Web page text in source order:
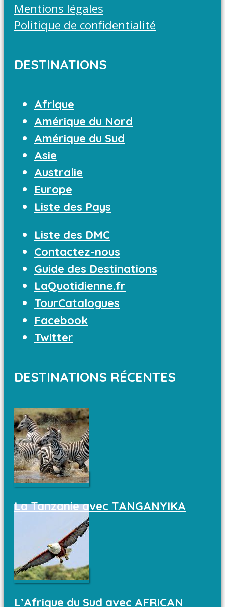
Mentions légales
Politique de confidentialité
DESTINATIONS
Afrique
Amérique du Nord
Amérique du Sud
Asie
Australie
Europe
Liste des Pays
Liste des DMC
Contactez-nous
Guide des Destinations
LaQuotidienne.fr
TourCatalogues
Facebook
Twitter
DESTINATIONS RÉCENTES
La Tanzanie avec TANGANYIKA
L’Afrique du Sud avec AFRICAN